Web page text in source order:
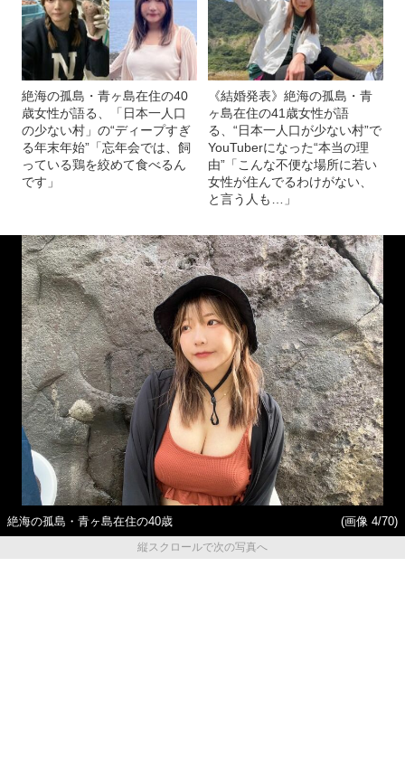
絶海の孤島・青ヶ島在住の40
歳女性が語る、「日本一人口
の少ない村」の“ディープすぎ
る年末年始”「忘年会では、飼
っている鶏を絞めて食べるん
です」
《結婚発表》絶海の孤島・青
ヶ島在住の41歳女性が語
る、“日本一人口が少ない村”で
YouTuberになった“本当の理
由”「こんな不便な場所に若い
女性が住んでるわけがない、
と言う人も…」
絶海の孤島・青ヶ島在住の40歳
(画像 4/70)
縦スクロールで次の写真へ